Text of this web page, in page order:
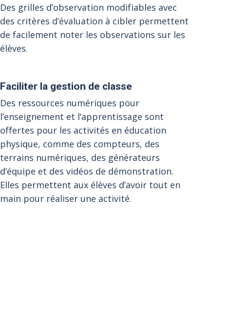
Des grilles d’observation modifiables avec
des critères d’évaluation à cibler permettent
de facilement noter les observations sur les
élèves.
Faciliter la gestion de classe
Des ressources numériques pour
l’enseignement et l’apprentissage sont
offertes pour les activités en éducation
physique, comme des compteurs, des
terrains numériques, des générateurs
d’équipe et des vidéos de démonstration.
Elles permettent aux élèves d’avoir tout en
main pour réaliser une activité.